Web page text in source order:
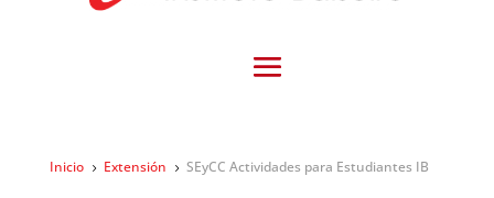
Inicio 5 Extensión 5 SEyCC Actividades para Estudiantes IB